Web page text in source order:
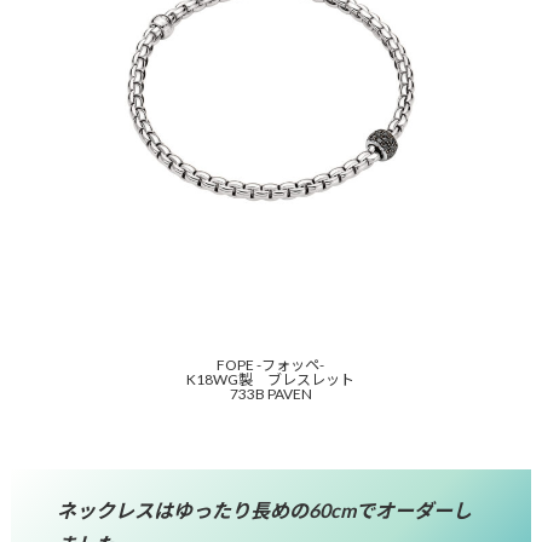
FOPE -フォッペ-
K18WG製 ブレスレット
733B PAVEN
ネックレスはゆったり長めの60cmでオーダーし